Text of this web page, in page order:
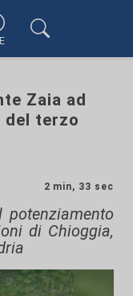
Zaia ad
del terzo
2 min, 33 sec
di Chioggia,